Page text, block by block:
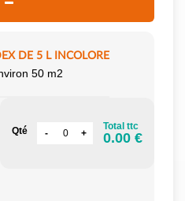
DE 5 L INCOLORE
50 m2
Qté Total ttc
0.00 €